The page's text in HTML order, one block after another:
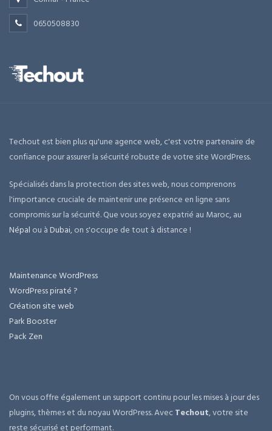
0650508830
Techout est bien plus qu'une agence web, c'est votre partenaire de
confiance pour assurer la sécurité robuste de votre site WordPress.
Spécialisés dans la protection des sites web, nous comprenons
l'importance cruciale de maintenir une présence en ligne sans
compromis sur la sécurité. Que vous soyez expatrié au Maroc, au
Népal ou àDubai, on s'occupe de tout à distance !
Maintenance WordPress
WordPress piraté ?
Création site web
Park Booster
Pack Zen
On vous offre également un support continu pour les mises à jour des
plugins, thèmes et du noyau WordPress. AvecTechout, votre site
reste sécurisé et performant.